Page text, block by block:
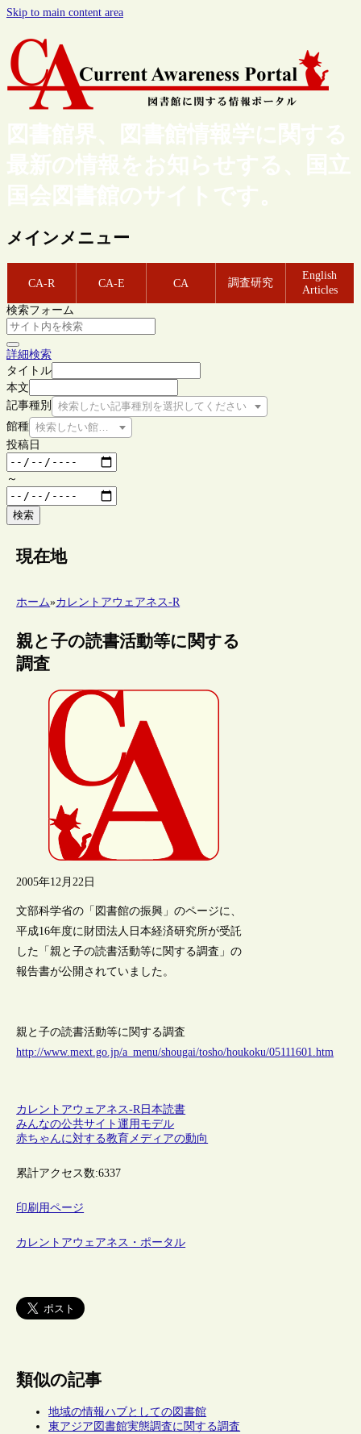
Skip to main content area
図書館界、図書館情報学に関する
最新の情報をお知らせする、国立
国会図書館のサイトです。
メインメニュー
CA-R CA-E CA 調査研究
English
Articles
検索フォーム
詳細検索
タイトル
本文
記事種別
検索したい記事種別を選択してください
館種 検索したい館種を選択してください
投稿日
～
検索
現在地
ホーム»カレントアウェアネス-R
親と子の読書活動等に関する
調査
2005年12月22日
文部科学省の「図書館の振興」のページに、
平成16年度に財団法人日本経済研究所が受託
した「親と子の読書活動等に関する調査」の
報告書が公開されていました。
親と子の読書活動等に関する調査
http://www.mext.go.jp/a_menu/shougai/tosho/houkoku/05111601.htm
カレントアウェアネス-R 日本読書
みんなの公共サイト運用モデル
赤ちゃんに対する教育メディアの動向
累計アクセス数:6337
印刷用ページ
カレントアウェアネス・ポータル
類似の記事
地域の情報ハブとしての図書館
東アジア図書館実態調査に関する調査